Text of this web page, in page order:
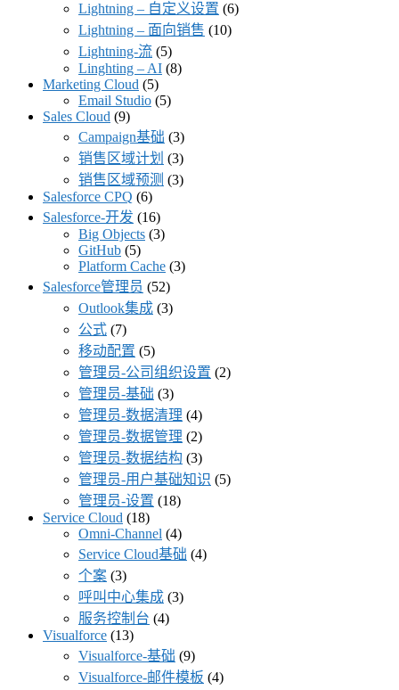
Lightning – 自定义设置 (6)
Lightning – 面向销售 (10)
Lightning-流 (5)
Linghting – AI (8)
Marketing Cloud (5)
Email Studio (5)
Sales Cloud (9)
Campaign基础 (3)
销售区域计划 (3)
销售区域预测 (3)
Salesforce CPQ (6)
Salesforce-开发 (16)
Big Objects (3)
GitHub (5)
Platform Cache (3)
Salesforce管理员 (52)
Outlook集成 (3)
公式 (7)
移动配置 (5)
管理员-公司组织设置 (2)
管理员-基础 (3)
管理员-数据清理 (4)
管理员-数据管理 (2)
管理员-数据结构 (3)
管理员-用户基础知识 (5)
管理员-设置 (18)
Service Cloud (18)
Omni-Channel (4)
Service Cloud基础 (4)
个案 (3)
呼叫中心集成 (3)
服务控制台 (4)
Visualforce (13)
Visualforce-基础 (9)
Visualforce-邮件模板 (4)